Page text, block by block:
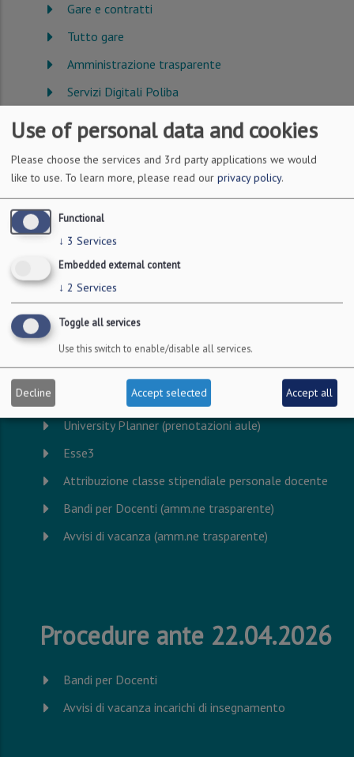
Gare e contratti
Tutto gare
Amministrazione trasparente
Servizi Digitali Poliba
CUG
Infortunio sul lavoro
Sorveglianza sanitaria
Personale Docente
University Planner (prenotazioni aule)
Esse3
Attribuzione classe stipendiale personale docente
Bandi per Docenti (amm.ne trasparente)
Avvisi di vacanza (amm.ne trasparente)
Procedure ante 22.04.2026
Bandi per Docenti
Avvisi di vacanza incarichi di insegnamento
Use of personal data and cookies
Please choose the services and 3rd party applications we would
like to use. To learn more, please read our privacy policy.
Functional
↓ 3 Services
Embedded external content
↓ 2 Services
Toggle all services
Use this switch to enable/disable all services.
Decline Accept selected Accept all